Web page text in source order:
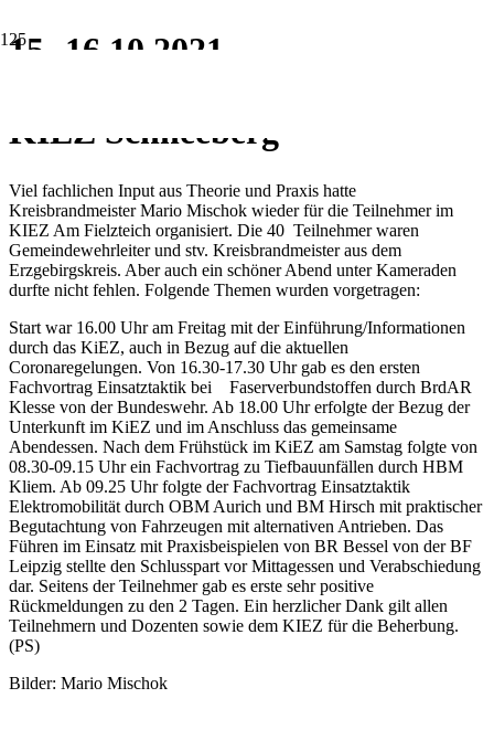
15.-16.10.2021
KIEZ Schneeberg
Viel fachlichen Input aus Theorie und Praxis hatte
Kreisbrandmeister Mario Mischok wieder für die Teilnehmer im
KIEZ Am Fielzteich organisiert. Die 40 Teilnehmer waren
Gemeindewehrleiter und stv. Kreisbrandmeister aus dem
Erzgebirgskreis. Aber auch ein schöner Abend unter Kameraden
durfte nicht fehlen. Folgende Themen wurden vorgetragen:
Start war 16.00 Uhr am Freitag mit der Einführung/Informationen
durch das KiEZ, auch in Bezug auf die aktuellen
Coronaregelungen. Von 16.30-17.30 Uhr gab es den ersten
Fachvortrag Einsatztaktik bei Faserverbundstoffen durch BrdAR
Klesse von der Bundeswehr. Ab 18.00 Uhr erfolgte der Bezug der
Unterkunft im KiEZ und im Anschluss das gemeinsame
Abendessen. Nach dem Frühstück im KiEZ am Samstag folgte von
08.30-09.15 Uhr ein Fachvortrag zu Tiefbauunfällen durch HBM
Kliem. Ab 09.25 Uhr folgte der Fachvortrag Einsatztaktik
Elektromobilität durch OBM Aurich und BM Hirsch mit praktischer
Begutachtung von Fahrzeugen mit alternativen Antrieben. Das
Führen im Einsatz mit Praxisbeispielen von BR Bessel von der BF
Leipzig stellte den Schlusspart vor Mittagessen und Verabschiedung
dar. Seitens der Teilnehmer gab es erste sehr positive
Rückmeldungen zu den 2 Tagen. Ein herzlicher Dank gilt allen
Teilnehmern und Dozenten sowie dem KIEZ für die Beherbung.
(PS)
Bilder: Mario Mischok